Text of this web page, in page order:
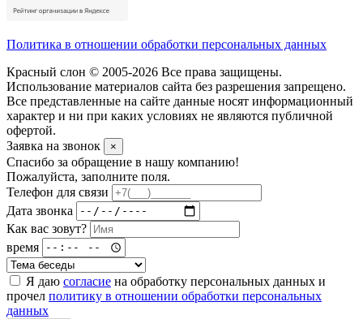
Политика в отношении обработки персональных данных
Красный слон © 2005-2026 Все права защищены.
Использование материалов сайта без разрешения запрещено.
Все представленные на сайте данные носят информационный
характер и ни при каких условиях не являются публичной
офертой.
Заявка на звонок
×
Спасибо за обращение в нашу компанию!
Пожалуйста, заполните поля.
Телефон для связи
Дата звонка
Как вас зовут?
время
Я даю согласие на обработку персональных данных и
прочел политику в отношении обработки персональных
данных